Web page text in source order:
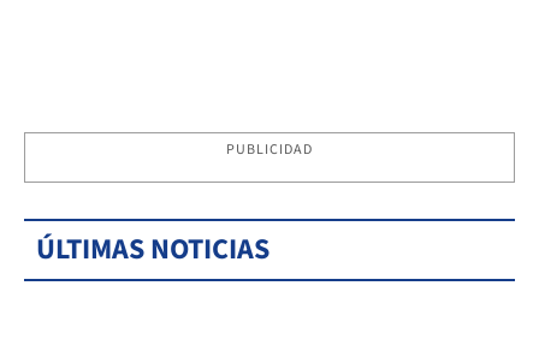
PUBLICIDAD
ÚLTIMAS NOTICIAS